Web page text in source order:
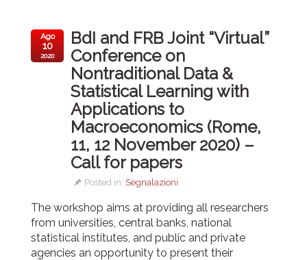
BdI and FRB Joint “Virtual”
Conference on
Nontraditional Data &
Statistical Learning with
Applications to
Macroeconomics (Rome,
11, 12 November 2020) –
Call for papers
Posted in: Segnalazioni
Ago
10
2020
The workshop aims at providing all researchers
from universities, central banks, national
statistical institutes, and public and private
agencies an opportunity to present their